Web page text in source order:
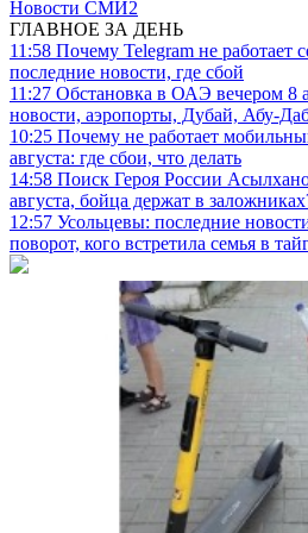
Новости СМИ2
ГЛАВНОЕ ЗА ДЕНЬ
11:58 Почему Telegram не работает
последние новости, где сбой
11:27 Обстановка в ОАЭ вечером 8
новости, аэропорты, Дубай, Абу-
10:25 Почему не работает
августа: где сбои, что делать
14:58 Поиск Героя России
августа, бойца держат в
12:57 Усольцевы: последние
поворот, кого встретила семья в